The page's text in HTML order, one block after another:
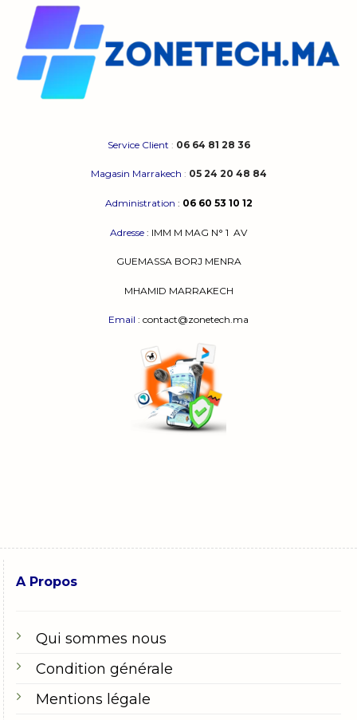
Service Client : 06 64 81 28 36
Magasin Marrakech : 05 24 20 48 84
Administration : 06 60 53 10 12
Adresse : IMM M MAG N° 1 AV
GUEMASSA BORJ MENRA
MHAMID MARRAKECH
Email : contact@zonetech.ma
A Propos
Qui sommes nous
Condition générale
Mentions légale